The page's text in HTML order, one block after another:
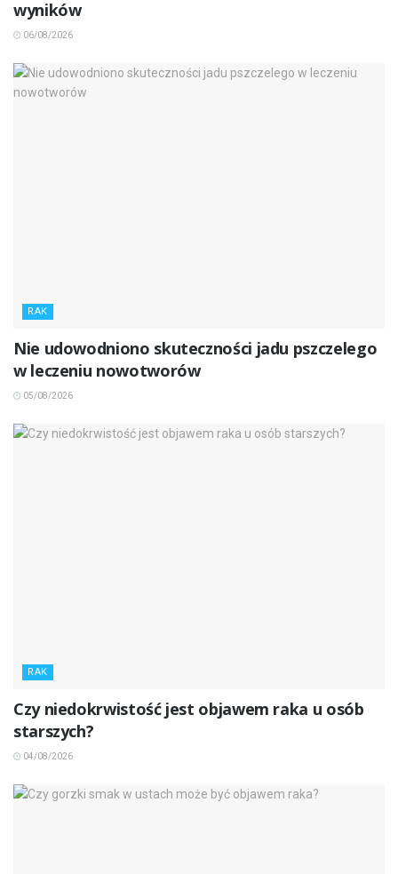
wyników
06/08/2026
RAK
Nie udowodniono skuteczności jadu pszczelego
w leczeniu nowotworów
05/08/2026
RAK
Czy niedokrwistość jest objawem raka u osób
starszych?
04/08/2026